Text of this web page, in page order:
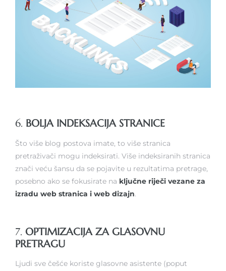
6. BOLJA INDEKSACIJA STRANICE
Što više blog postova imate, to više stranica
pretraživači mogu indeksirati. Više indeksiranih stranica
znači veću šansu da se pojavite u rezultatima pretrage,
posebno ako se fokusirate na ključne riječi vezane za
izradu web stranica i web dizajn.
7. OPTIMIZACIJA ZA GLASOVNU
PRETRAGU
Ljudi sve češće koriste glasovne asistente (poput